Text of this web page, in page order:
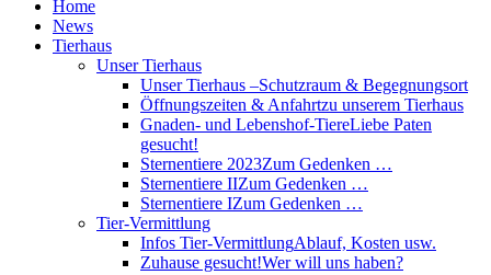
Home
News
Tierhaus
Unser Tierhaus
Unser Tierhaus –Schutzraum & Begegnungsort
Öffnungszeiten & Anfahrtzu unserem Tierhaus
Gnaden- und Lebenshof-TiereLiebe Paten
gesucht!
Sternentiere 2023Zum Gedenken …
Sternentiere IIZum Gedenken …
Sternentiere IZum Gedenken …
Tier-Vermittlung
Infos Tier-VermittlungAblauf, Kosten usw.
Zuhause gesucht!Wer will uns haben?